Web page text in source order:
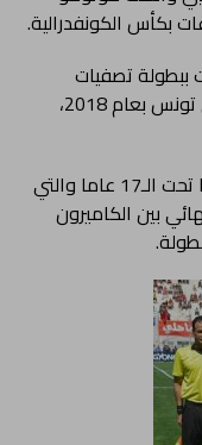
ببطولة تصفيات
أفريقيا تحت الـ18 عاما، والتي اقيمت في تونس بعام 2018،
وبعام 2019 شارك في بطولة أمم أفريقيا تحت الـ17 عاما والتي
بين الكاميرون